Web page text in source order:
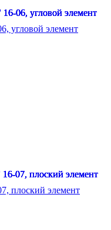
угловой элемент
плоский элемент